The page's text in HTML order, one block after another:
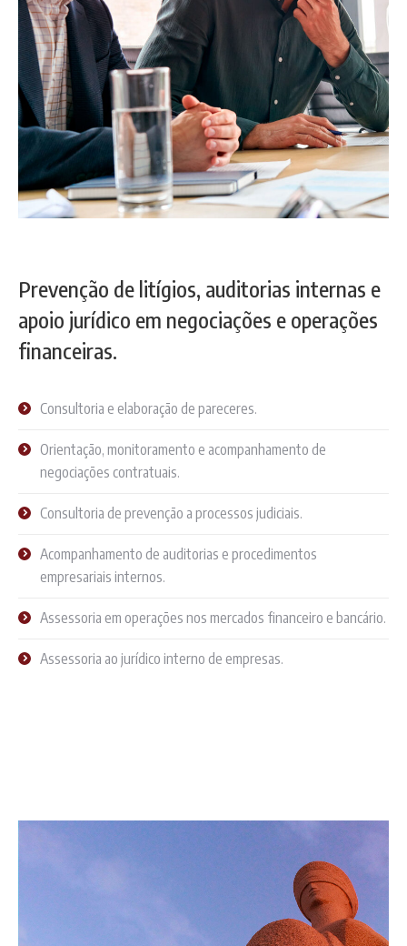
Prevenção de litígios, auditorias internas e
apoio jurídico em negociações e operações
financeiras.
Consultoria e elaboração de pareceres.
Orientação, monitoramento e acompanhamento de
negociações contratuais.
Consultoria de prevenção a processos judiciais.
Acompanhamento de auditorias e procedimentos
empresariais internos.
Assessoria em operações nos mercados financeiro e bancário.
Assessoria ao jurídico interno de empresas.